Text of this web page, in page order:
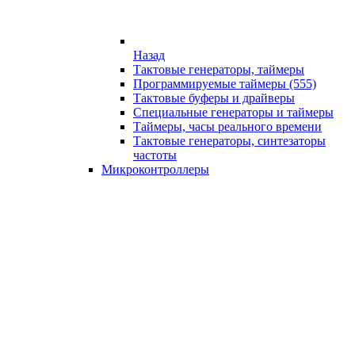
Назад
Тактовые генераторы, таймеры
Программируемые таймеры (555)
Тактовые буферы и драйверы
Специальные генераторы и таймеры
Таймеры, часы реального времени
Тактовые генераторы, синтезаторы
частоты
Микроконтроллеры